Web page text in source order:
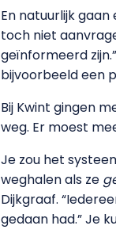
En natuurlijk
toch niet
geïnformeerd
bijvoorbeeld een
Bij Kwint gingen
weg. Er moest
Je zou het
weghalen als ze
Dijkgraaf.
gedaan had.” Je